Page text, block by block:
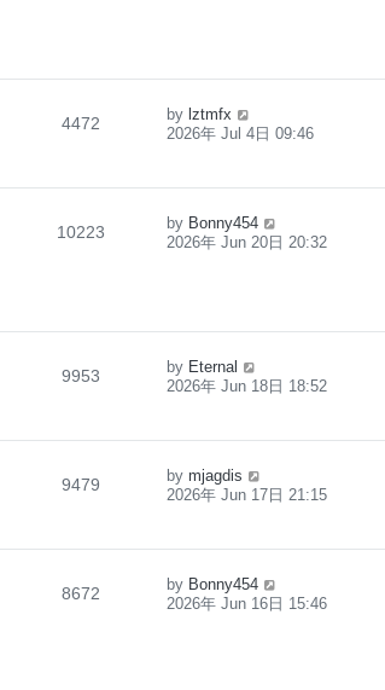
4472 by lztmfx
2026年 Jul 4日 09:46
10223 by Bonny454
2026年 Jun 20日 20:32
9953 by Eternal
2026年 Jun 18日 18:52
9479 by mjagdis
2026年 Jun 17日 21:15
8672 by Bonny454
2026年 Jun 16日 15:46